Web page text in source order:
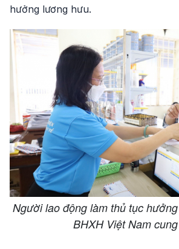
hưởng lương hưu.
Người lao động làm thủ tục
BHXH Việt Nam